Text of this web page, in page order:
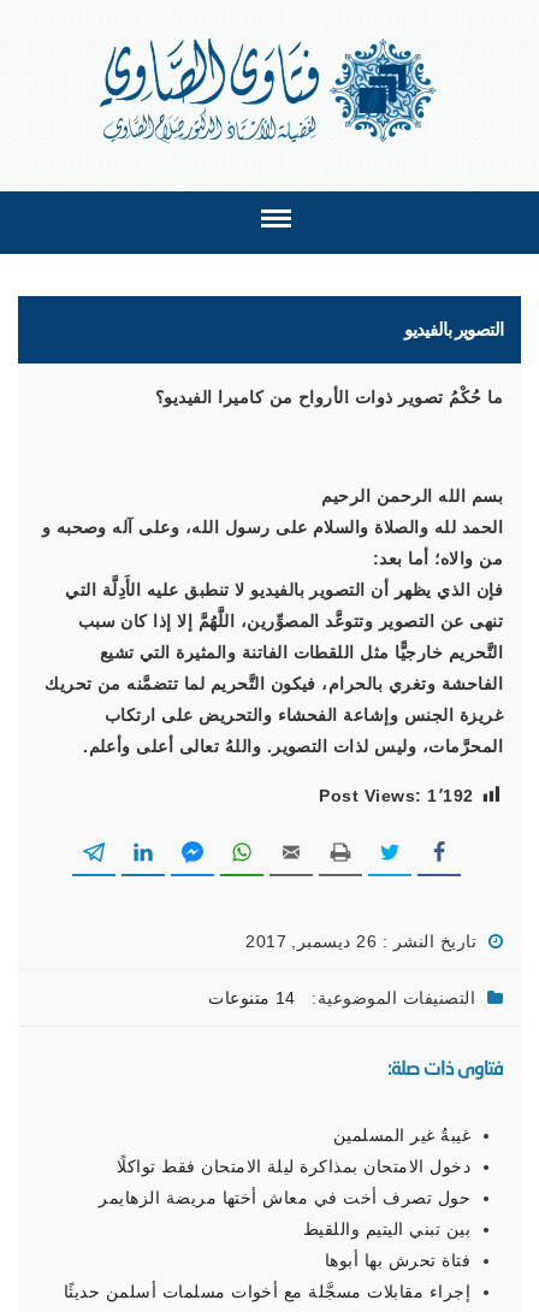
التصوير بالفيديو
ما حُكْمُ تصوير ذوات الأرواح من كاميرا الفيديو؟
بسم الله الرحمن الرحيم
الحمد لله والصلاة والسلام على رسول الله، وعلى آله وصحبه و
من والاه؛ أما بعد:
فإن الذي يظهر أن التصوير بالفيديو لا تنطبق عليه الأَدِلَّة التي
تنهى عن التصوير وتتوعَّد المصوِّرين، اللَّهُمَّ إلا إذا كان سبب
التَّحريم خارجيًّا مثل اللقطات الفاتنة والمثيرة التي تشيع
الفاحشة وتغري بالحرام، فيكون التَّحريم لما تتضمَّنه من تحريك
غريزة الجنس وإشاعة الفحشاء والتحريض على ارتكاب
المحرَّمات، وليس لذات التصوير. واللهُ تعالى أعلى وأعلم.
Post Views: 1٬192
تاريخ النشر : 26 ديسمبر, 2017
التصنيفات الموضوعية: 14 متنوعات
فتاوى ذات صلة:
غيبةُ غير المسلمين
دخول الامتحان بمذاكرة ليلة الامتحان فقط تواكلًا
حول تصرف أخت في معاش أختها مريضة الزهايمر
بين تبني اليتيم واللقيط
فتاة تحرش بها أبوها
إجراء مقابلات مسجَّلة مع أخوات مسلمات أسلمن حديثًا